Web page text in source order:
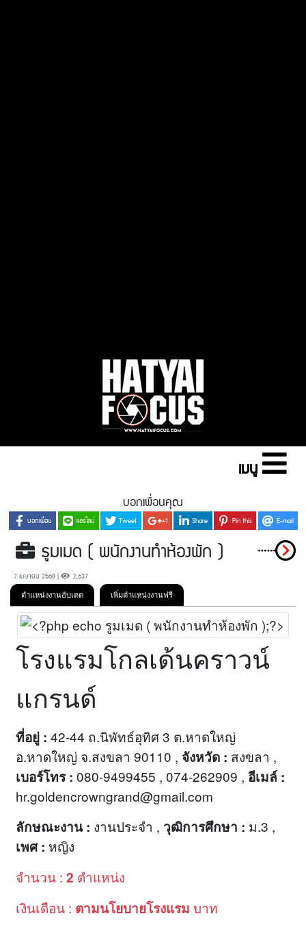
เมนู
บอกเพื่อนคุณ
บอกเพื่อน แชร์ไลน์ Tweet +1 Share Pin this E-mail
รูมเมด ( พนักงานทำห้องพัก )
7 เมษายน 2568 | 2,637
ตำแหน่งงานอับเดต เพิ่มตำแหน่งงานฟรี
โรงแรมโกลเด้นคราวน์
แกรนด์
ที่อยู่ : 42-44 ถ.นิพัทธ์อุทิศ 3 ต.หาดใหญ่
อ.หาดใหญ่ จ.สงขลา 90110 , จังหวัด : สงขลา ,
เบอร์โทร : 080-9499455 , 074-262909 , อีเมล์ :
hr.goldencrowngrand@gmail.com
ลักษณะงาน : งานประจำ , วุฒิการศึกษา : ม.3 ,
เพศ : หญิง
จำนวน : 2 ตำแหน่ง
เงินเดือน : ตามนโยบายโรงแรม บาท